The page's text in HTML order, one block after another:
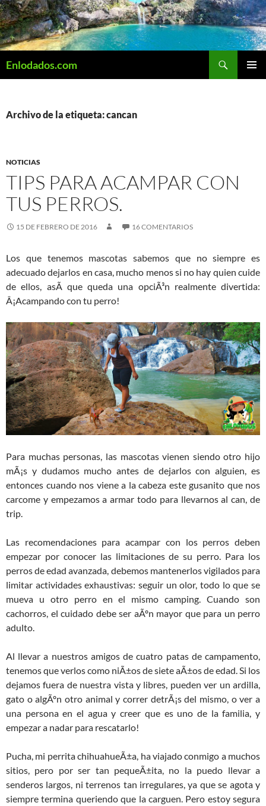
Saltar
al
contenido
Enlodados.com
Archivo de la etiqueta: cancan
NOTICIAS
TIPS PARA ACAMPAR CON
TUS PERROS.
15 DE FEBRERO DE 2016 16 COMENTARIOS
Los que tenemos mascotas sabemos que no siempre es
adecuado dejarlos en casa, mucho menos si no hay quien cuide
de ellos, asÃ­ que queda una opciÃ³n realmente divertida:
Â¡Acampando con tu perro!
Para muchas personas, las mascotas vienen siendo otro hijo
mÃ¡s y dudamos mucho antes de dejarlos con alguien, es
entonces cuando nos viene a la cabeza este gusanito que nos
carcome y empezamos a armar todo para llevarnos al can, de
trip.
Las recomendaciones para acampar con los perros deben
empezar por conocer las limitaciones de su perro. Para los
perros de edad avanzada, debemos mantenerlos vigilados para
limitar actividades exhaustivas: seguir un olor, todo lo que se
mueva u otro perro en el mismo camping. Cuando son
cachorros, el cuidado debe ser aÃºn mayor que para un perro
adulto.
Al llevar a nuestros amigos de cuatro patas de campamento,
tenemos que verlos como niÃ±os de siete aÃ±os de edad. Si los
dejamos fuera de nuestra vista y libres, pueden ver un ardilla,
gato o algÃºn otro animal y correr detrÃ¡s del mismo, o ver a
una persona en el agua y creer que es uno de la familia, y
empezar a nadar para rescatarlo!
Pucha, mi perrita chihuahueÃ±a, ha viajado conmigo a muchos
sitios, pero por ser tan pequeÃ±ita, no la puedo llevar a
senderos largos, ni terrenos tan irregulares, ya que se agota y
siempre termina queriendo que la carguen. Pero estoy segura